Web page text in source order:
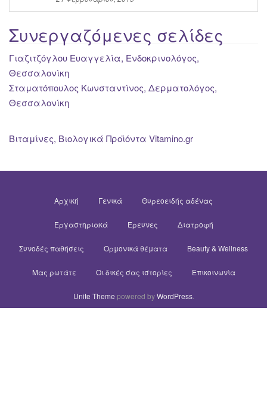
Συνεργαζόμενες σελίδες
Γιαζιτζόγλου Ευαγγελία, Ενδοκρινολόγος,
Θεσσαλονίκη
Σταματόπουλος Κωνσταντίνος, Δερματολόγος,
Θεσσαλονίκη
Βιταμίνες, Βιολογικά Προϊόντα Vitamino.gr
Αρχική Γενικά Θυρεοειδής αδένας
Εργαστηριακά Έρευνες Διατροφή
Συνοδές παθήσεις Ορμονικά θέματα Beauty & Wellness
Μας ρωτάτε Οι δικές σας ιστορίες Επικοινωνία
Unite Theme powered byWordPress.